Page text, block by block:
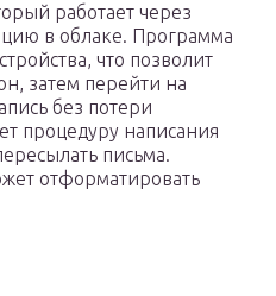
работает через
в облаке. Программа
что позволит
затем перейти на
без потери
процедуру написания
письма.
отформатировать